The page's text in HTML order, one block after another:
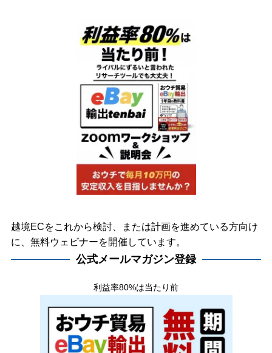
越境ECをこれから検討、または計画を進めている方向け
に、無料ウェビナーを開催しています。
公式メールマガジン登録
利益率80%は当たり前